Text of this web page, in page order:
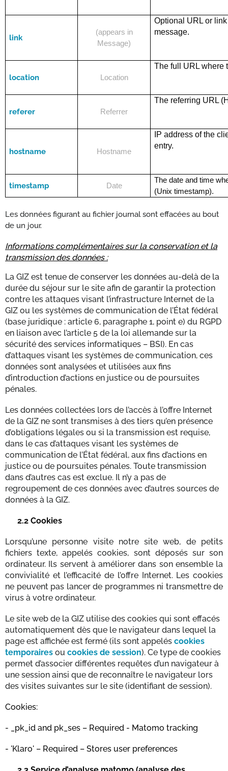
link
(appears in
Message)
Optional URL or
message.
location Location
The full URL where
referer Referrer
The referring URL
hostname Hostname
IP address of the
entry.
timestamp Date
The date and time
(Unix timestamp).
Les données figurant au fichier journal sont effacées au bout
de un jour.
Informations complémentaires sur la conservation et la
transmission des données :
La GIZ est tenue de conserver les données au-delà de la
durée du séjour sur le site afin de garantir la protection
contre les attaques visant l’infrastructure Internet de la
GIZ ou les systèmes de communication de l’État fédéral
(base juridique : article 6, paragraphe 1, point e) du RGPD
en liaison avec l’article 5 de la loi allemande sur la
sécurité des services informatiques – BSI). En cas
d’attaques visant les systèmes de communication, ces
données sont analysées et utilisées aux fins
d’introduction d’actions en justice ou de poursuites
pénales.
Les données collectées lors de l’accès à l’offre Internet
de la GIZ ne sont transmises à des tiers qu’en présence
d’obligations légales ou si la transmission est requise,
dans le cas d’attaques visant les systèmes de
communication de l’État fédéral, aux fins d’actions en
justice ou de poursuites pénales. Toute transmission
dans d’autres cas est exclue. Il n’y a pas de
regroupement de ces données avec d’autres sources de
données à la GIZ.
2.2 Cookies
Lorsqu’une personne visite notre site web, de petits
fichiers texte, appelés cookies, sont déposés sur son
ordinateur. Ils servent à améliorer dans son ensemble la
convivialité et l’efficacité de l’offre Internet. Les cookies
ne peuvent pas lancer de programmes ni transmettre de
virus à votre ordinateur.
Le site web de la GIZ utilise des cookies qui sont effacés
automatiquement dès que le navigateur dans lequel la
page est affichée est fermé (ils sont appelés cookies
temporaires ou cookies de session). Ce type de cookies
permet d’associer différentes requêtes d’un navigateur à
une session ainsi que de reconnaître le navigateur lors
des visites suivantes sur le site (identifiant de session).
Cookies:
- _pk_id and pk_ses – Required - Matomo tracking
- 'Klaro' – Required – Stores user preferences